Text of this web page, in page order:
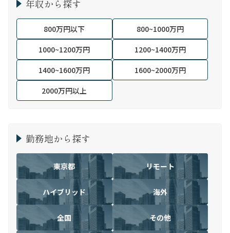
年収から探す
800万円以下
800~1000万円
1000~1200万円
1200~1400万円
1400~1600万円
1600~2000万円
2000万円以上
勤務地から探す
東京都 リモート
ハイブリッド 海外
全国 その他